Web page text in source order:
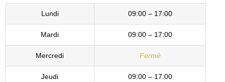
Lundi 09:00 – 17:00
Mardi 09:00 – 17:00
Mercredi Fermé
Jeudi 09:00 – 17:00